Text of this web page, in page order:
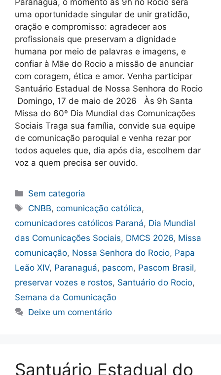
Paranaguá, o momento às 9h no Rocio será
uma oportunidade singular de unir gratidão,
oração e compromisso: agradecer aos
profissionais que preservam a dignidade
humana por meio de palavras e imagens, e
confiar à Mãe do Rocio a missão de anunciar
com coragem, ética e amor. Venha participar
Santuário Estadual de Nossa Senhora do Rocio
Domingo, 17 de maio de 2026 Às 9h Santa
Missa do 60º Dia Mundial das Comunicações
Sociais Traga sua família, convide sua equipe
de comunicação paroquial e venha rezar por
todos aqueles que, dia após dia, escolhem dar
voz a quem precisa ser ouvido.
Categorias
Sem categoria
Tags
CNBB,comunicação católica,
comunicadores católicos Paraná, Dia Mundial
das Comunicações Sociais, DMCS 2026, Missa
comunicação, Nossa Senhora do Rocio, Papa
Leão XIV, Paranaguá, pascom, Pascom Brasil,
preservar vozes e rostos, Santuário do Rocio,
Semana da Comunicação
Deixe um comentário
Santuário Estadual do